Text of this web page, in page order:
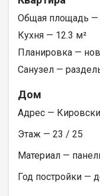
Общая площадь —
Кухня — 12.3 м²
Планировка —
Санузел —
Дом
Адрес —
Этаж — 23 / 25
Материал —
Год постройки —